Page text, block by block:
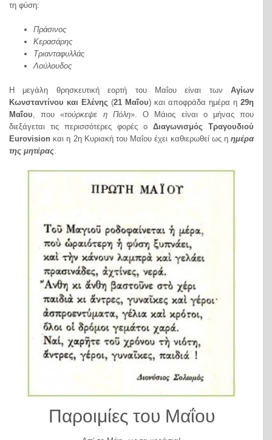
τη φύση:
Πράσινος
Κερασάρης
Τριανταφυλλάς
Λούλουδος
Η μεγάλη θρησκευτική εορτή του Μαΐου είναι τωνΑγίων
Κωνσταντίνου και Ελένης (21 Μαΐου) και αποφράδα ημέρα η29η
Μαΐου, που «τούρκεψε η Πόλη». Ο Μάιος είναι ο μήνας που
διεξάγεται τις περισσότερες φορές οΔιαγωνισμός Τραγουδιού
Eurovision και η 2η Κυριακή του Μαΐου έχει καθιερωθεί ως ηημέρα
της μητέρας.
Παροιμίες του Μαΐου